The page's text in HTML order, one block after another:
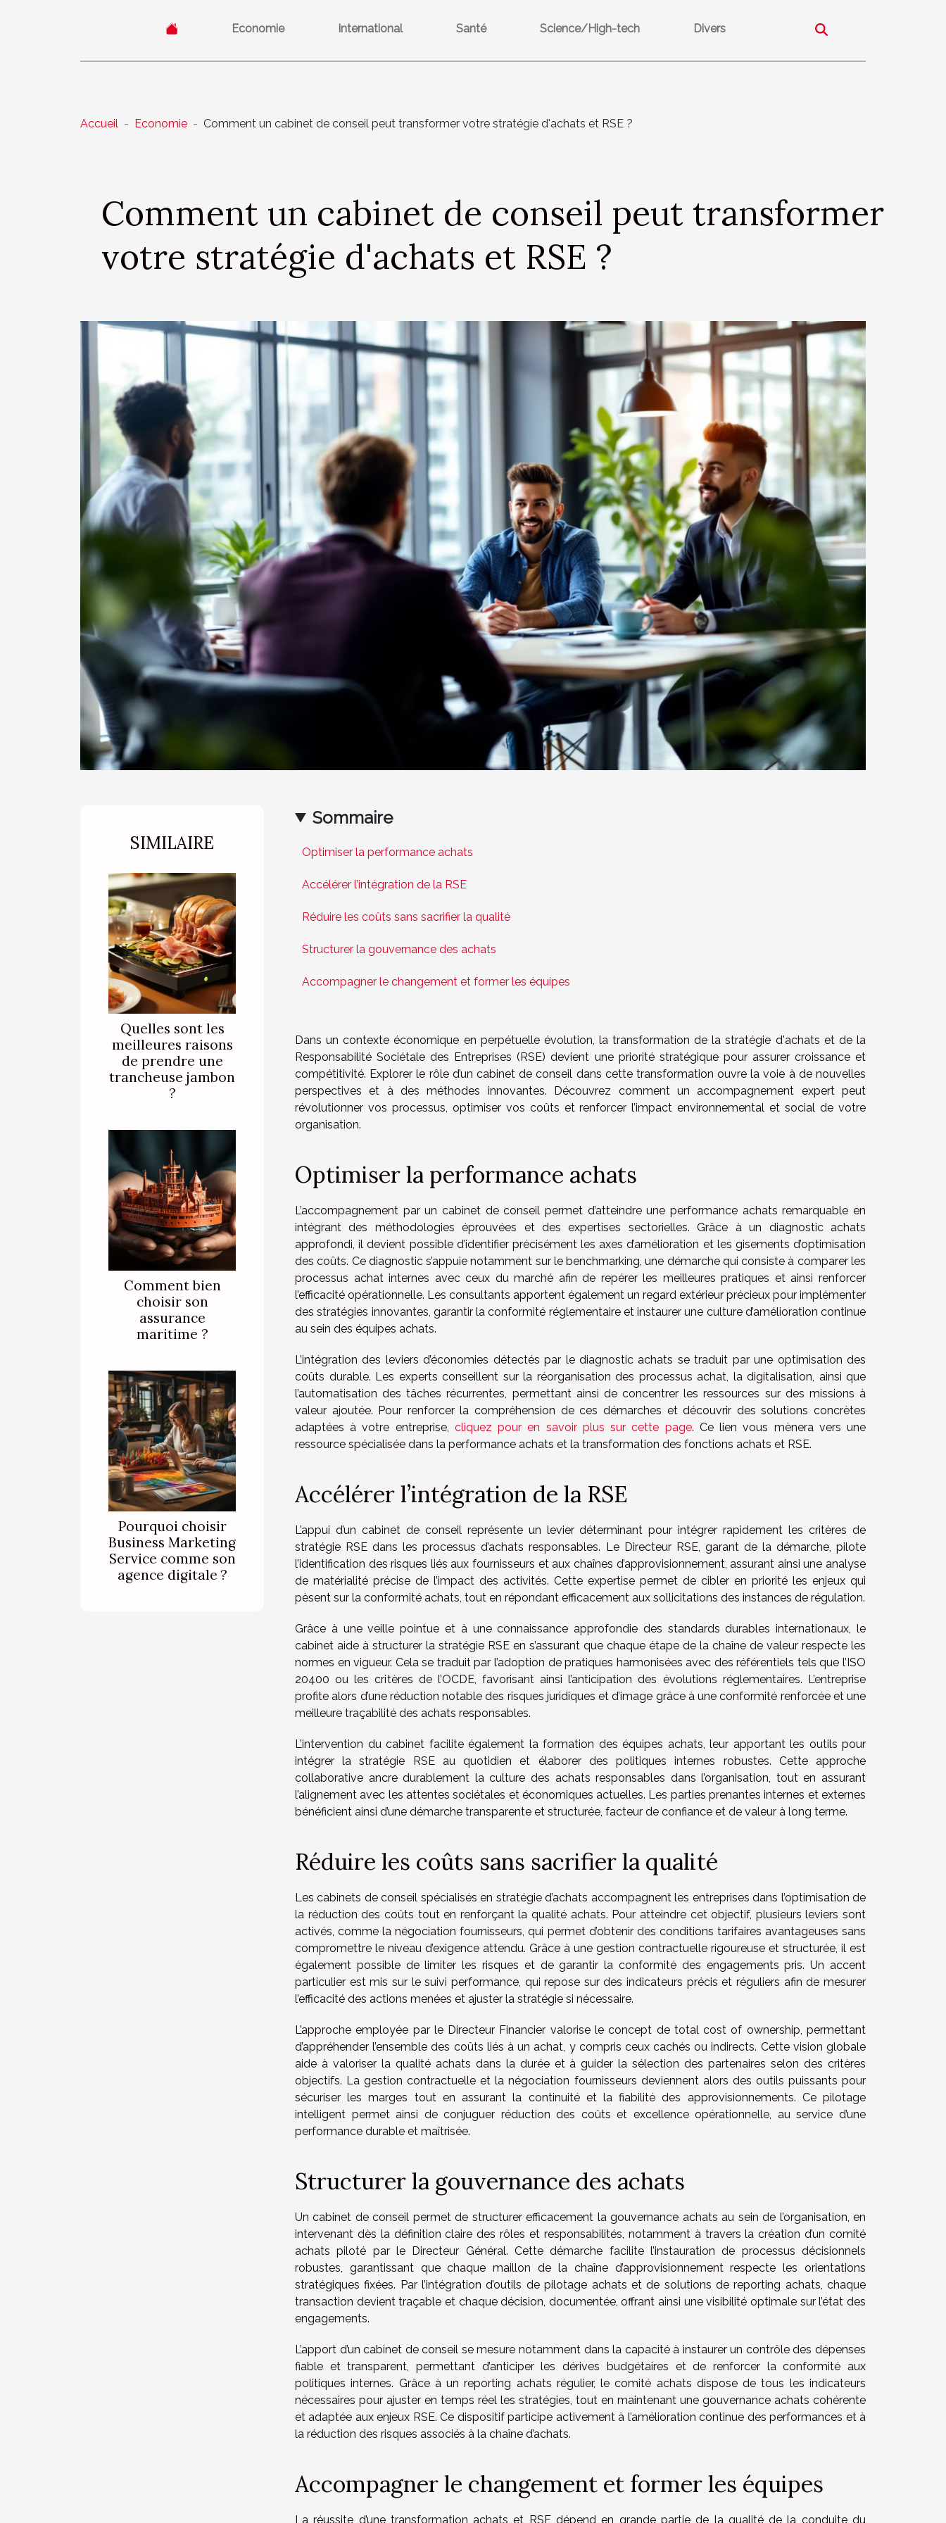
Economie International Santé Science/High-tech Divers
Accueil Economie Comment un cabinet de conseil peut transformer votre stratégie d'achats et RSE ?
Comment un cabinet de conseil peut transformer
votre stratégie d'achats et RSE ?
SIMILAIRE
Quelles sont les
meilleures raisons
de prendre une
trancheuse jambon
?
Comment bien
choisir son
assurance
maritime ?
Pourquoi choisir
Business Marketing
Service comme son
agence digitale ?
Sommaire
Optimiser la performance achats
Accélérer l’intégration de la RSE
Réduire les coûts sans sacrifier la qualité
Structurer la gouvernance des achats
Accompagner le changement et former les équipes
Dans un contexte économique en perpétuelle évolution, la transformation de la stratégie d'achats et de la
Responsabilité Sociétale des Entreprises (RSE) devient une priorité stratégique pour assurer croissance et
compétitivité. Explorer le rôle d’un cabinet de conseil dans cette transformation ouvre la voie à de nouvelles
perspectives et à des méthodes innovantes. Découvrez comment un accompagnement expert peut
révolutionner vos processus, optimiser vos coûts et renforcer l’impact environnemental et social de votre
organisation.
Optimiser la performance achats
L’accompagnement par un cabinet de conseil permet d’atteindre une performance achats remarquable en
intégrant des méthodologies éprouvées et des expertises sectorielles. Grâce à un diagnostic achats
approfondi, il devient possible d’identifier précisément les axes d’amélioration et les gisements d’optimisation
des coûts. Ce diagnostic s’appuie notamment sur le benchmarking, une démarche qui consiste à comparer les
processus achat internes avec ceux du marché afin de repérer les meilleures pratiques et ainsi renforcer
l’efficacité opérationnelle. Les consultants apportent également un regard extérieur précieux pour implémenter
des stratégies innovantes, garantir la conformité réglementaire et instaurer une culture d’amélioration continue
au sein des équipes achats.
L’intégration des leviers d’économies détectés par le diagnostic achats se traduit par une optimisation des
coûts durable. Les experts conseillent sur la réorganisation des processus achat, la digitalisation, ainsi que
l’automatisation des tâches récurrentes, permettant ainsi de concentrer les ressources sur des missions à
valeur ajoutée. Pour renforcer la compréhension de ces démarches et découvrir des solutions concrètes
adaptées à votre entreprise, cliquez pour en savoir plus sur cette page. Ce lien vous mènera vers une
ressource spécialisée dans la performance achats et la transformation des fonctions achats et RSE.
Accélérer l’intégration de la RSE
L’appui d’un cabinet de conseil représente un levier déterminant pour intégrer rapidement les critères de
stratégie RSE dans les processus d’achats responsables. Le Directeur RSE, garant de la démarche, pilote
l’identification des risques liés aux fournisseurs et aux chaînes d’approvisionnement, assurant ainsi une analyse
de matérialité précise de l’impact des activités. Cette expertise permet de cibler en priorité les enjeux qui
pèsent sur la conformité achats, tout en répondant efficacement aux sollicitations des instances de régulation.
Grâce à une veille pointue et à une connaissance approfondie des standards durables internationaux, le
cabinet aide à structurer la stratégie RSE en s’assurant que chaque étape de la chaîne de valeur respecte les
normes en vigueur. Cela se traduit par l’adoption de pratiques harmonisées avec des référentiels tels que l’ISO
20400 ou les critères de l’OCDE, favorisant ainsi l’anticipation des évolutions réglementaires. L’entreprise
profite alors d’une réduction notable des risques juridiques et d’image grâce à une conformité renforcée et une
meilleure traçabilité des achats responsables.
L’intervention du cabinet facilite également la formation des équipes achats, leur apportant les outils pour
intégrer la stratégie RSE au quotidien et élaborer des politiques internes robustes. Cette approche
collaborative ancre durablement la culture des achats responsables dans l’organisation, tout en assurant
l’alignement avec les attentes sociétales et économiques actuelles. Les parties prenantes internes et externes
bénéficient ainsi d’une démarche transparente et structurée, facteur de confiance et de valeur à long terme.
Réduire les coûts sans sacrifier la qualité
Les cabinets de conseil spécialisés en stratégie d’achats accompagnent les entreprises dans l’optimisation de
la réduction des coûts tout en renforçant la qualité achats. Pour atteindre cet objectif, plusieurs leviers sont
activés, comme la négociation fournisseurs, qui permet d’obtenir des conditions tarifaires avantageuses sans
compromettre le niveau d’exigence attendu. Grâce à une gestion contractuelle rigoureuse et structurée, il est
également possible de limiter les risques et de garantir la conformité des engagements pris. Un accent
particulier est mis sur le suivi performance, qui repose sur des indicateurs précis et réguliers afin de mesurer
l’efficacité des actions menées et ajuster la stratégie si nécessaire.
L’approche employée par le Directeur Financier valorise le concept de total cost of ownership, permettant
d’appréhender l’ensemble des coûts liés à un achat, y compris ceux cachés ou indirects. Cette vision globale
aide à valoriser la qualité achats dans la durée et à guider la sélection des partenaires selon des critères
objectifs. La gestion contractuelle et la négociation fournisseurs deviennent alors des outils puissants pour
sécuriser les marges tout en assurant la continuité et la fiabilité des approvisionnements. Ce pilotage
intelligent permet ainsi de conjuguer réduction des coûts et excellence opérationnelle, au service d’une
performance durable et maîtrisée.
Structurer la gouvernance des achats
Un cabinet de conseil permet de structurer efficacement la gouvernance achats au sein de l’organisation, en
intervenant dès la définition claire des rôles et responsabilités, notamment à travers la création d’un comité
achats piloté par le Directeur Général. Cette démarche facilite l’instauration de processus décisionnels
robustes, garantissant que chaque maillon de la chaîne d’approvisionnement respecte les orientations
stratégiques fixées. Par l’intégration d’outils de pilotage achats et de solutions de reporting achats, chaque
transaction devient traçable et chaque décision, documentée, offrant ainsi une visibilité optimale sur l’état des
engagements.
L’apport d’un cabinet de conseil se mesure notamment dans la capacité à instaurer un contrôle des dépenses
fiable et transparent, permettant d’anticiper les dérives budgétaires et de renforcer la conformité aux
politiques internes. Grâce à un reporting achats régulier, le comité achats dispose de tous les indicateurs
nécessaires pour ajuster en temps réel les stratégies, tout en maintenant une gouvernance achats cohérente
et adaptée aux enjeux RSE. Ce dispositif participe activement à l’amélioration continue des performances et à
la réduction des risques associés à la chaîne d’achats.
Accompagner le changement et former les équipes
La réussite d’une transformation achats et RSE dépend en grande partie de la qualité de la conduite du